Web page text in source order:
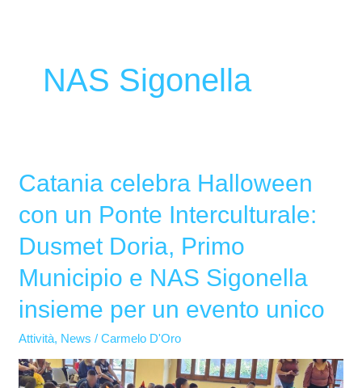
NAS Sigonella
Catania celebra Halloween
con un Ponte Interculturale:
Dusmet Doria, Primo
Municipio e NAS Sigonella
insieme per un evento unico
Attività, News /Carmelo D'Oro
Catania
Halloween
con
Ponte
Interculturale:
Primo